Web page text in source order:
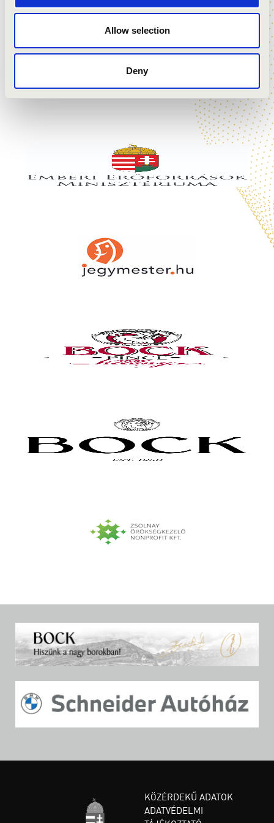
Allow selection
Deny
KÖZÉRDEKŰ ADATOK
ADATVÉDELMI